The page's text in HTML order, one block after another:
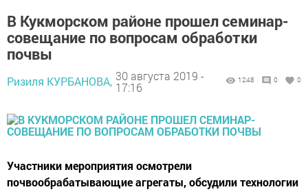
В Кукморском районе прошел семинар-
совещание по вопросам обработки
почвы
Ризиля КУРБАНОВА, 30 августа 2019 -
17:16
1248 0 0
Участники мероприятия осмотрели
почвообрабатывающие агрегаты, обсудили технологии